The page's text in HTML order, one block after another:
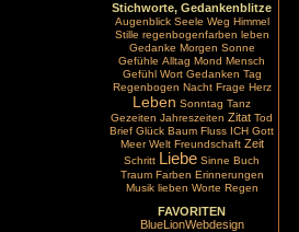
Stichworte, Gedankenblitze
Augenblick Seele Weg Himmel
Stille regenbogenfarben leben
Gedanke Morgen Sonne
Gefühle Alltag Mond Mensch
Gefühl Wort Gedanken Tag
Regenbogen Nacht Frage Herz
Leben Sonntag Tanz
Gezeiten Jahreszeiten Zitat Tod
Brief Glück Baum Fluss ICH Gott
Meer Welt Freundschaft Zeit
Schritt Liebe Sinne Buch
Traum Farben Erinnerungen
Musik lieben Worte Regen
FAVORITEN
BlueLionWebdesign